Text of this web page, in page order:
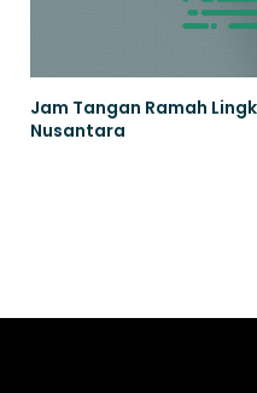
Jam Tangan Ramah
Nusantara